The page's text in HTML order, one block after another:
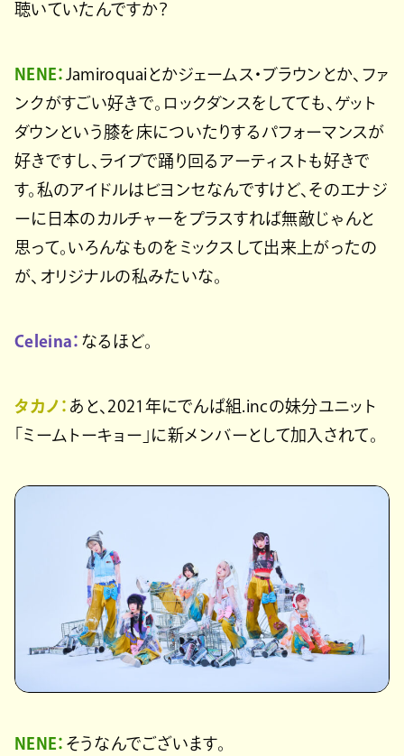
聴いていたんですか？
NENE： Jamiroquaiとかジェームス・ブラウンとか、ファ
ンクがすごい好きで。ロックダンスをしてても、ゲット
ダウンという膝を床についたりするパフォーマンスが
好きですし、ライブで踊り回るアーティストも好きで
す。私のアイドルはビヨンセなんですけど、そのエナジ
ーに日本のカルチャーをプラスすれば無敵じゃんと
思って。いろんなものをミックスして出来上がったの
が、オリジナルの私みたいな。
Celeina： なるほど。
タカノ： あと、2021年にでんぱ組.incの妹分ユニット
「ミームトーキョー」に新メンバーとして加入されて。
NENE： そうなんでございます。